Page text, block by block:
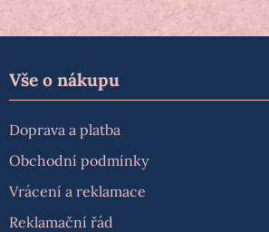
Vše o nákupu
Doprava a platba
Obchodní podmínky
Vrácení a reklamace
Reklamační řád